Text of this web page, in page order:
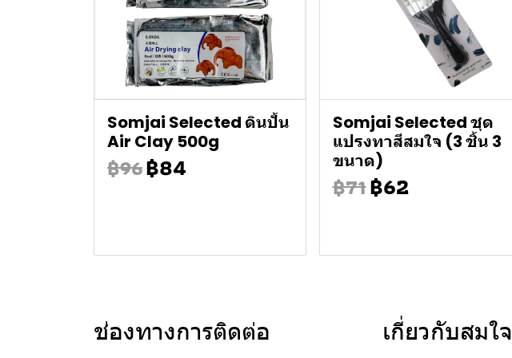
Somjai Selected ดินปั้น
Air Clay 500g
฿96฿84
Somjai Selected ชุด
แปรงทาสีสมใจ (3 ชิ้น 3
ขนาด)
฿71฿62
ช่องทางการติดต่อ เกี่ยวกับสมใจ